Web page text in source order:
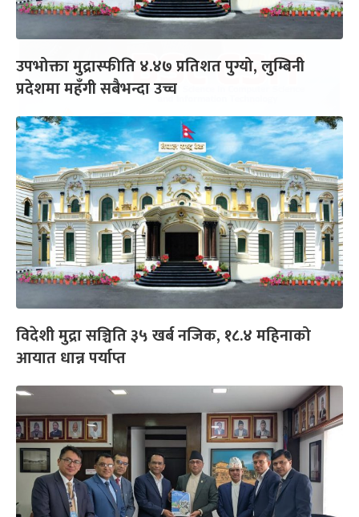
उपभोक्ता मुद्रास्फीति ४.४७ प्रतिशत पुग्यो, लुम्बिनी
प्रदेशमा महँगी सबैभन्दा उच्च
विदेशी मुद्रा सञ्चिति ३५ खर्ब नजिक, १८.४ महिनाको
आयात धान्न पर्याप्त